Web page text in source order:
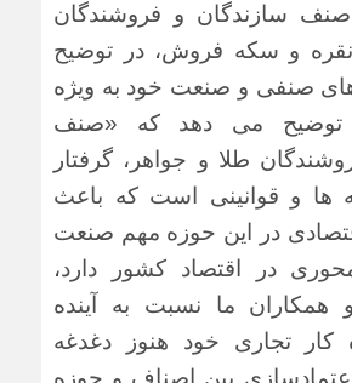
صنف سازندگان و فروشندگان
نقره و سکه فروش، در توضیح
صنفی و صنعت خود به ویژه
توضیح می دهد که «صنف
طلا و جواهر، گرفتار
ها و قوانینی است که باعث
در این حوزه مهم صنعت
در اقتصاد کشور دارد،
ما نسبت به آینده
کار تجاری خود هنوز دغدغه
بین اصناف و حوزه